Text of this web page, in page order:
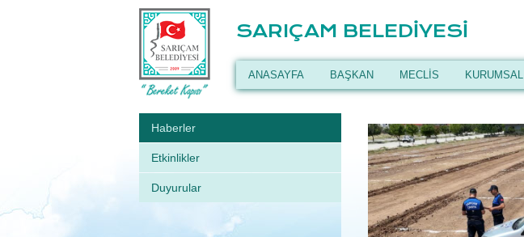
SARIÇAM BELEDİYESİ
ANASAYFA BAŞKAN MECLİS KURUMSAL
Haberler
Etkinlikler
Duyurular